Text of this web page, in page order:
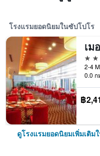
โรงแรมยอดนิยมในซัปโปโร
4 ด
0.0 ก
฿
ดูโรงแรมยอดนิยมเพิ่มเติม